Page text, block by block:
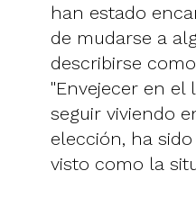
han estado
de mudarse a
describirse
"Envejecer en el
seguir viviendo
elección, ha
visto como la